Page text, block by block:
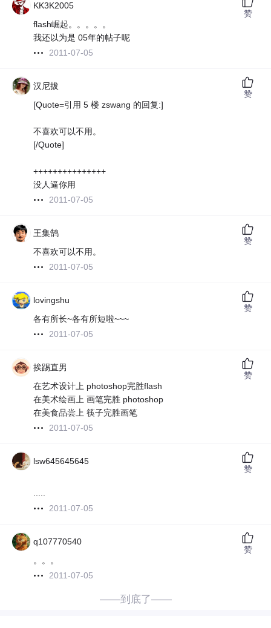
KK3K2005
flash崛起。。。。。
我还以为是 05年的帖子呢
2011-07-05
赞
汉尼拔
[Quote=引用 5 楼 zswang 的回复:]
不喜欢可以不用。
[/Quote]
+++++++++++++++
没人逼你用
2011-07-05
赞
王集鹄
不喜欢可以不用。
2011-07-05
赞
lovingshu
各有所长~各有所短啦~~~
2011-07-05
赞
挨踢直男
在艺术设计上 photoshop完胜flash
在美术绘画上 画笔完胜 photoshop
在美食品尝上 筷子完胜画笔
2011-07-05
赞
lsw645645645
.....
2011-07-05
赞
q107770540
。。。
2011-07-05
赞
——到底了——